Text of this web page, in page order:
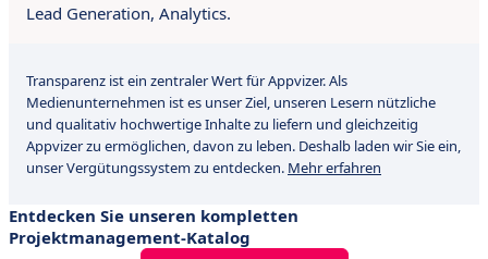
Lead Generation, Analytics.
Transparenz ist ein zentraler Wert für Appvizer. Als
Medienunternehmen ist es unser Ziel, unseren Lesern nützliche
und qualitativ hochwertige Inhalte zu liefern und gleichzeitig
Appvizer zu ermöglichen, davon zu leben. Deshalb laden wir Sie ein,
unser Vergütungssystem zu entdecken. Mehr erfahren
Entdecken Sie unseren kompletten
Projektmanagement-Katalog